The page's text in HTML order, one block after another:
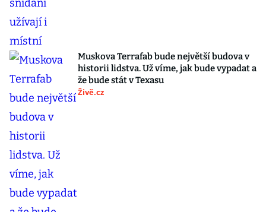
Muskova Terrafab bude největší budova v
historii lidstva. Už víme, jak bude vypadat a
že bude stát v Texasu
Živě.cz